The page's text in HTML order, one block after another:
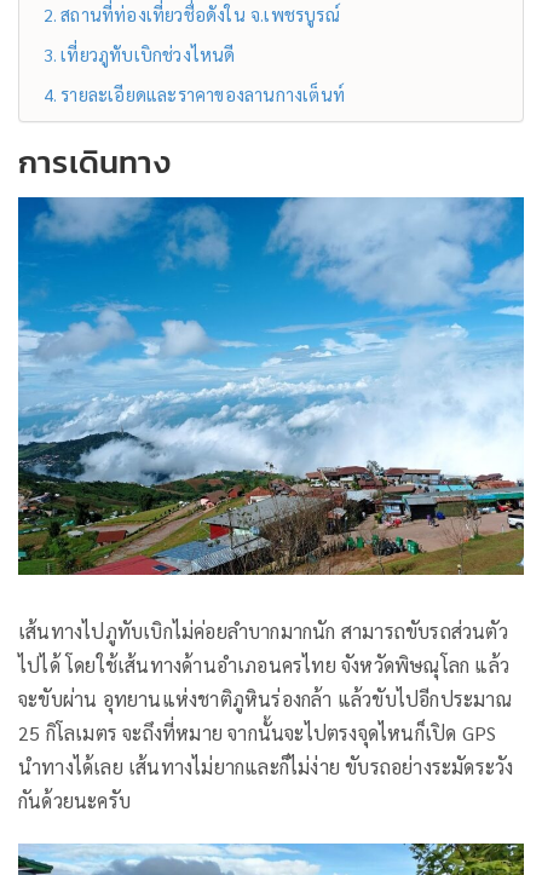
สถานที่ท่องเที่ยวชื่อดังใน จ.เพชรบูรณ์
เที่ยวภูทับเบิกช่วงไหนดี
รายละเอียดและราคาของลานกางเต็นท์
การเดินทาง
เส้นทางไปภูทับเบิกไม่ค่อยลำบากมากนัก สามารถขับรถส่วนตัว
ไปได้ โดยใช้เส้นทางด้านอำเภอนครไทย จังหวัดพิษณุโลก แล้ว
จะขับผ่าน อุทยานแห่งชาติภูหินร่องกล้า แล้วขับไปอีกประมาณ
25 กิโลเมตร จะถึงที่หมาย จากนั้นจะไปตรงจุดไหนก็เปิด GPS
นำทางได้เลย เส้นทางไม่ยากและก็ไม่ง่าย ขับรถอย่างระมัดระวัง
กันด้วยนะครับ